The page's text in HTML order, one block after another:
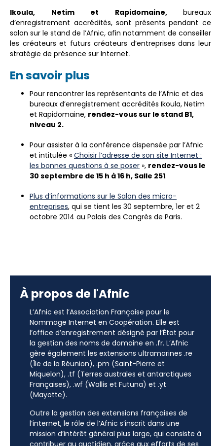
Ikoula, Netim et Rapidomaine, bureaux
d’enregistrement accrédités, sont présents pendant ce
salon sur le stand de l’Afnic, afin notamment de conseiller
les créateurs et futurs créateurs d’entreprises dans leur
stratégie de présence sur Internet.
En savoir plus
Pour rencontrer les représentants de l’Afnic et des
bureaux d’enregistrement accrédités Ikoula, Netim
et Rapidomaine, rendez-vous sur le stand B1,
niveau 2.
Pour assister à la conférence dispensée par l’Afnic
et intitulée « Choisir l’adresse de son site Internet :
les bonnes questions à se poser », rendez-vous le
30 septembre de 15 h à 16 h, Salle 251.
Plus d’informations sur le Salon des micro-
entreprises, qui se tient les 30 septembre, 1er et 2
octobre 2014 au Palais des Congrès de Paris.
À propos de l'Afnic
L’Afnic est l’Association Française pour le
Nommage Internet en Coopération. Elle est
l’office d’enregistrement désigné par l’État pour
la gestion des noms de domaine en .fr. L’Afnic
gère également les extensions ultramarines .re
(Île de la Réunion), .pm (Saint-Pierre et
Miquelon), .tf (Terres australes et antarctiques
Françaises), .wf (Wallis et Futuna) et .yt
(Mayotte).
Outre la gestion des extensions françaises de
l’internet, le rôle de l’Afnic s’inscrit dans une
mission d’intérêt général plus large, qui consiste à